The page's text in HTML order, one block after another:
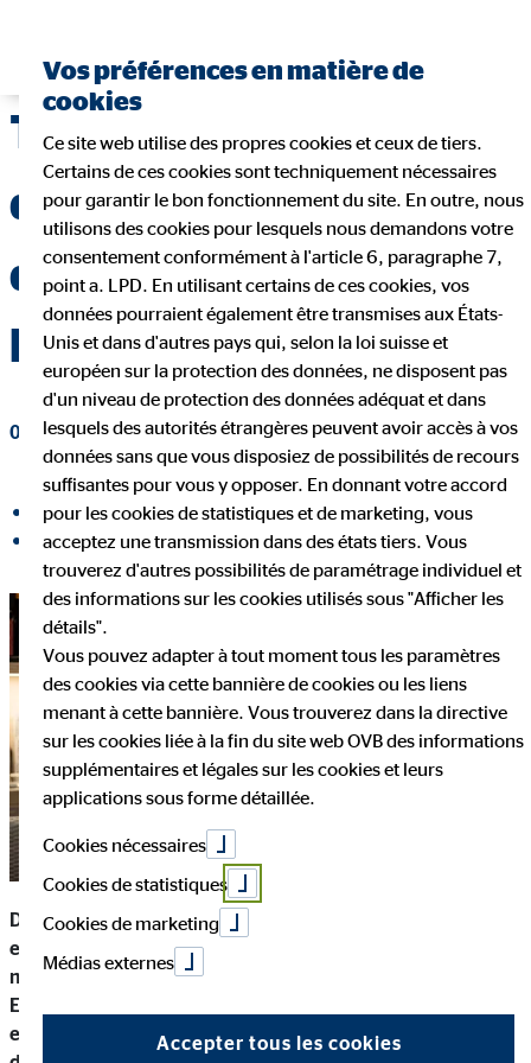
Travailler en parallèle
de ses études : tout ce
que tu dois savoir sur
les jobs étudiants
08 juin 2021|OVB Conseils en patrimoine (Suisse) SA
partager sur Facebook
partager sur LinkedIn
De l’amphithéâtre au bureau : la majorité des étudiants
européens travaillent pendant leurs études. Un petit boulot
ne permet pas seulement de soulager un budget restreint.
En tant qu’étudiant salarié, tu acquiers également des
expériences pratiques précieuses pour ton avenir, tu noues
Vos préférences en matière de
cookies
Ce site web utilise des propres cookies et ceux de tiers.
Certains de ces cookies sont techniquement nécessaires
pour garantir le bon fonctionnement du site. En outre, nous
utilisons des cookies pour lesquels nous demandons votre
consentement conformément à l'article 6, paragraphe 7,
point a. LPD. En utilisant certains de ces cookies, vos
données pourraient également être transmises aux États-
Unis et dans d'autres pays qui, selon la loi suisse et
européen sur la protection des données, ne disposent pas
d'un niveau de protection des données adéquat et dans
lesquels des autorités étrangères peuvent avoir accès à vos
données sans que vous disposiez de possibilités de recours
suffisantes pour vous y opposer. En donnant votre accord
pour les cookies de statistiques et de marketing, vous
acceptez une transmission dans des états tiers. Vous
trouverez d'autres possibilités de paramétrage individuel et
des informations sur les cookies utilisés sous "Afficher les
détails".
Vous pouvez adapter à tout moment tous les paramètres
des cookies via cette bannière de cookies ou les liens
menant à cette bannière. Vous trouverez dans la directive
sur les cookies liée à la fin du site web OVB des informations
supplémentaires et légales sur les cookies et leurs
applications sous forme détaillée.
Cookies nécessaires
Cookies de statistiques
Cookies de marketing
Médias externes
Accepter tous les cookies